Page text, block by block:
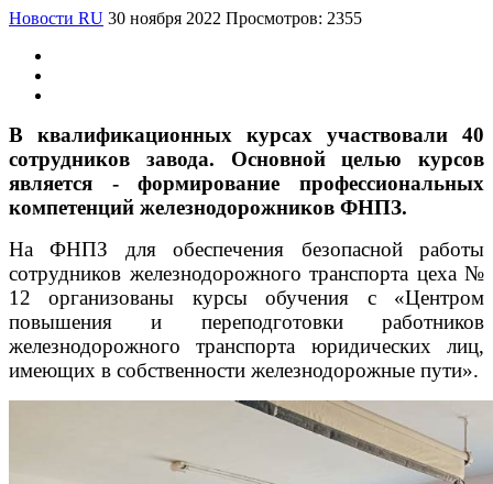
Новости RU 30 ноября 2022 Просмотров: 2355
В квалификационных курсах участвовали 40
сотрудников завода. Основной целью курсов
является - формирование профессиональных
компетенций железнодорожников ФНПЗ.
На ФНПЗ для обеспечения безопасной работы
сотрудников железнодорожного транспорта цеха №
12 организованы курсы обучения с «Центром
повышения и переподготовки работников
железнодорожного транспорта юридических лиц,
имеющих в собственности железнодорожные пути».